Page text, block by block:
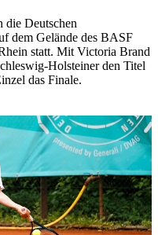
die Deutschen
dem Gelände des BASF
statt. Mit Victoria Brand
Holsteiner den Titel
das Finale.